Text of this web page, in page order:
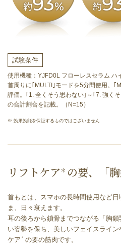
試験条件
使用機種：YJFD0L フローレスセラム ハ
首周りに｢MULTI｣モードを5分間使用。｢
評価。｢1. 全くそう思わない｣～｢7. 強く
の合計割合を記載。（N=15）
※ 効果効能を保証するものではございません
リフトケア ＊ の要、「胸
⾸もとは、スマホの⻑時間使⽤など
ま、⽇々衰えます。
⽿の後ろから鎖⾻までつながる「胸
い姿勢を保ち、美しいフェイスライ
ケア ＊ の要の筋⾁です。